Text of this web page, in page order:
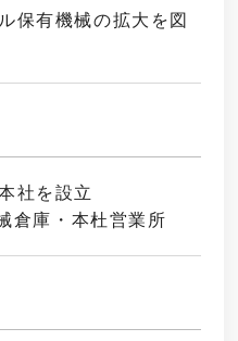
保有機械の拡大を図
社を設立
庫・本杜営業所